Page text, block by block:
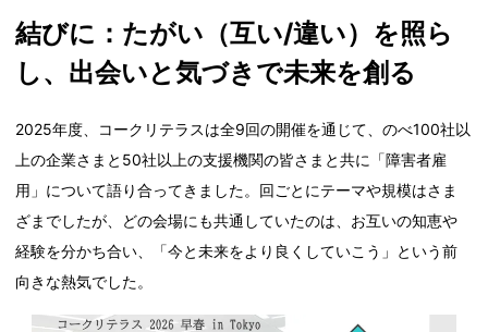
結びに：たがい（互い/違い）を照ら
し、出会いと気づきで未来を創る
2025年度、コークリテラスは全9回の開催を通じて、のべ100社以
上の企業さまと50社以上の支援機関の皆さまと共に「障害者雇
用」について語り合ってきました。回ごとにテーマや規模はさま
ざまでしたが、どの会場にも共通していたのは、お互いの知恵や
経験を分かち合い、「今と未来をより良くしていこう」という前
向きな熱気でした。